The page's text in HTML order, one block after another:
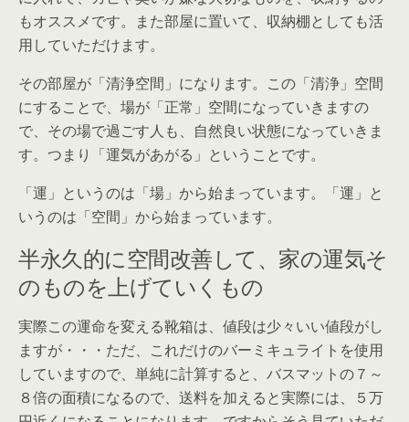
もオススメです。また部屋に置いて、収納棚としても活
用していただけます。
その部屋が「清浄空間」になります。この「清浄」空間
にすることで、場が「正常」空間になっていきますの
で、その場で過ごす人も、自然良い状態になっていきま
す。つまり「運気があがる」ということです。
「運」というのは「場」から始まっています。「運」と
いうのは「空間」から始まっています。
半永久的に空間改善して、家の運気そ
のものを上げていくもの
実際この運命を変える靴箱は、値段は少々いい値段がし
ますが・・・ただ、これだけのバーミキュライトを使用
していますので、単純に計算すると、バスマットの７～
８倍の面積になるので、送料を加えると実際には、５万